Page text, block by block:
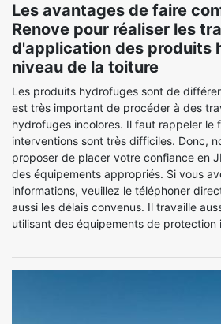
Les avantages de faire
Renove pour réaliser les
d'application des produits
niveau de la toiture
Les produits hydrofuges sont de
est très important de procéder à des
hydrofuges incolores. Il faut rappeler le
interventions sont très difficiles. Donc,
proposer de placer votre confiance en
des équipements appropriés. Si vous
informations, veuillez le téléphoner
aussi les délais convenus. Il travaille
utilisant des équipements de protection